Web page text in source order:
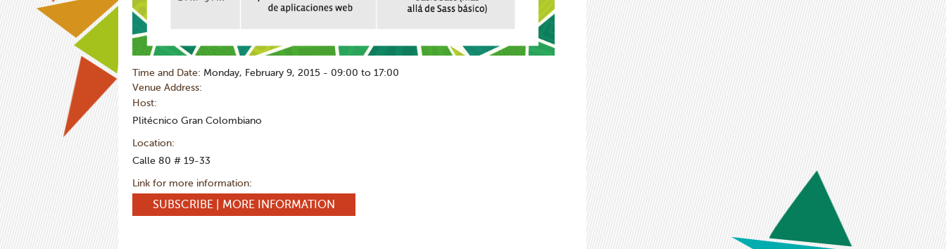
Time and Date: Monday, February 9, 2015 - 09:00 to 17:00
Venue Address:
Host:
Plitécnico Gran Colombiano
Location:
Calle 80 # 19-33
Link for more information:
SUBSCRIBE | MORE INFORMATION